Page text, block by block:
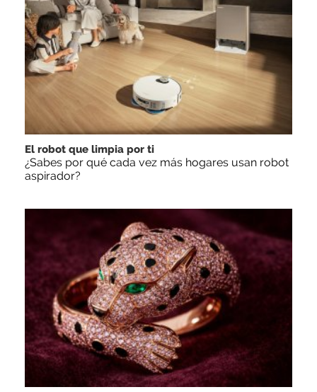
El robot que limpia por ti
¿Sabes por qué cada vez más hogares usan robot
aspirador?